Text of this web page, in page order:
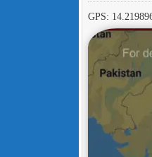
GPS: